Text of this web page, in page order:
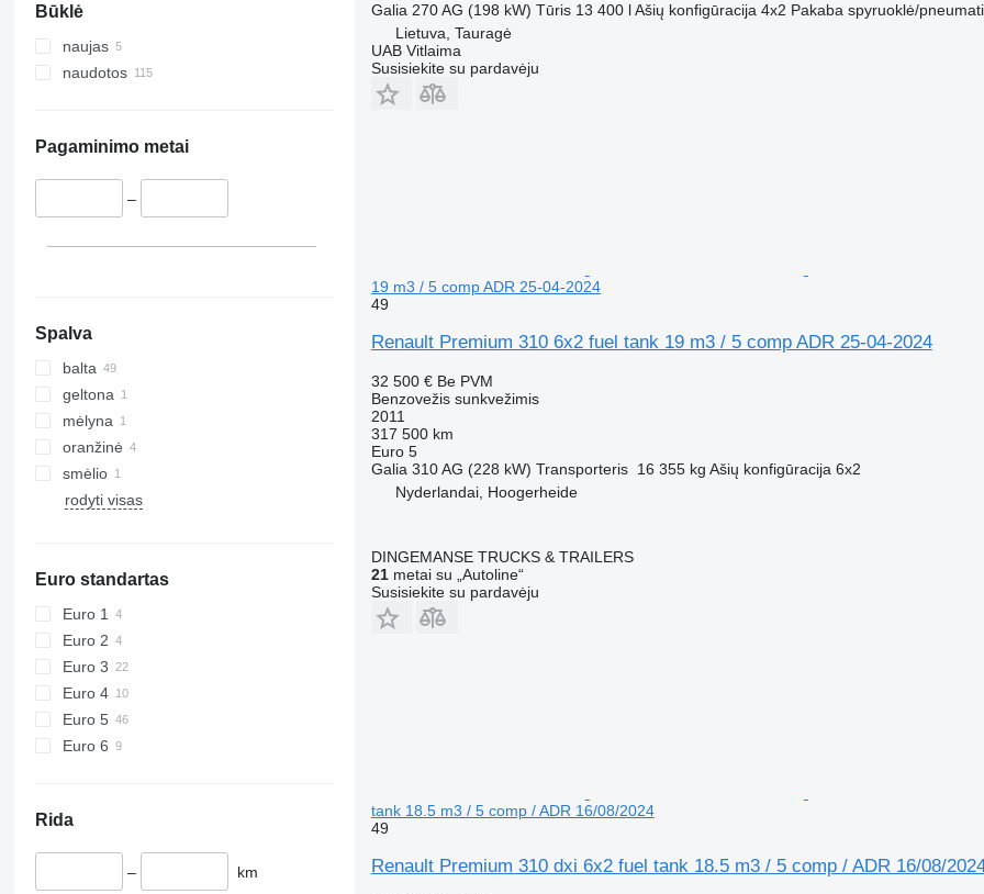
Būklė
naujas
naudotos
Pagaminimo metai
–
Spalva
balta
geltona
mėlyna
oranžinė
smėlio
rodyti visas
Euro standartas
Euro 1
Euro 2
Euro 3
Euro 4
Euro 5
Euro 6
Rida
– km
Galia 270 AG (198 kW) Tūris 13 400 l Ašių konfigūracija 4x2 Pakaba spyruoklė/
Lietuva, Tauragė
UAB Vitlaima
Susisiekite su pardavėju
19 m3 / 5 comp ADR 25-04-2024
49
Renault Premium 310 6x2 fuel tank 19 m3 / 5 comp ADR 25-04-2024
32 500 € Be PVM
Benzovežis sunkvežimis
2011
317 500 km
Euro 5
Galia 310 AG (228 kW) Transporteris 16 355 kg Ašių konfigūracija 6x2
Nyderlandai, Hoogerheide
DINGEMANSE TRUCKS & TRAILERS
21metai su „Autoline“
Susisiekite su pardavėju
tank 18.5 m3 / 5 comp / ADR 16/08/2024
49
Renault Premium 310 dxi 6x2 fuel tank 18.5 m3 / 5 comp / ADR 16/08/